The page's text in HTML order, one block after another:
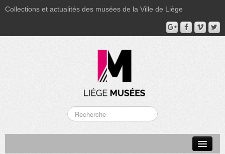
Collections et actualités des musées de la Ville de Liège